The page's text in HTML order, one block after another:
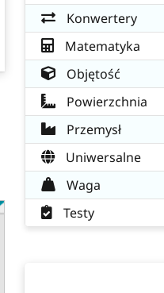
Konwertery
Matematyka
Objętość
Powierzchnia
Przemysł
Uniwersalne
Waga
Testy